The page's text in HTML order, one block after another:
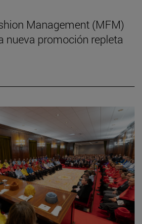
Management (MFM)
nueva promoción repleta